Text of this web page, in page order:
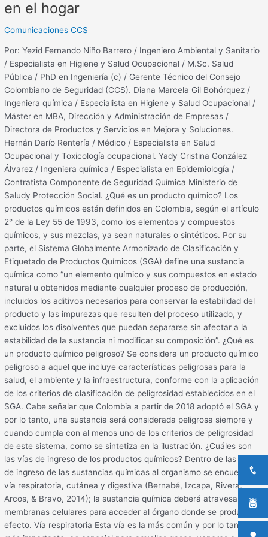
en el hogar
Comunicaciones CCS
Por: Yezid Fernando Niño Barrero / Ingeniero Ambiental y Sanitario
/ Especialista en Higiene y Salud Ocupacional / M.Sc. Salud
Pública / PhD en Ingeniería (c) / Gerente Técnico del Consejo
Colombiano de Seguridad (CCS). Diana Marcela Gil Bohórquez /
Ingeniera química / Especialista en Higiene y Salud Ocupacional /
Máster en MBA, Dirección y Administración de Empresas /
Directora de Productos y Servicios en Mejora y Soluciones.
Hernán Darío Rentería / Médico / Especialista en Salud
Ocupacional y Toxicología ocupacional. Yady Cristina González
Álvarez / Ingeniera química / Especialista en Epidemiología /
Contratista Componente de Seguridad Química Ministerio de
Saludy Protección Social. ¿Qué es un producto químico? Los
productos químicos están definidos en Colombia, según el artículo
2° de la Ley 55 de 1993, como los elementos y compuestos
químicos, y sus mezclas, ya sean naturales o sintéticos. Por su
parte, el Sistema Globalmente Armonizado de Clasificación y
Etiquetado de Productos Químicos (SGA) define una sustancia
química como “un elemento químico y sus compuestos en estado
natural u obtenidos mediante cualquier proceso de producción,
incluidos los aditivos necesarios para conservar la estabilidad del
producto y las impurezas que resulten del proceso utilizado, y
excluidos los disolventes que puedan separarse sin afectar a la
estabilidad de la sustancia ni modificar su composición”. ¿Qué es
un producto químico peligroso? Se considera un producto químico
peligroso a aquel que incluye características peligrosas para la
salud, el ambiente y la infraestructura, conforme con la aplicación
de los criterios de clasificación de peligrosidad establecidos en el
SGA. Cabe señalar que Colombia a partir de 2018 adoptó el SGA y
por lo tanto, una sustancia será considerada peligrosa siempre y
cuando cumpla con al menos uno de los criterios de peligrosidad
de este sistema, como se sintetiza en la ilustración. ¿Cuáles son
las vías de ingreso de los productos químicos? Dentro de las vías
de ingreso de las sustancias químicas al organismo se encuentra la
vía respiratoria, cutánea y digestiva (Bernabé, Izcapa, Rivera,
Arcos, & Bravo, 2014); la sustancia química deberá atravesar las
membranas celulares para acceder al órgano donde se produce el
efecto. Vía respiratoria Esta vía es la más común y por lo tanto la